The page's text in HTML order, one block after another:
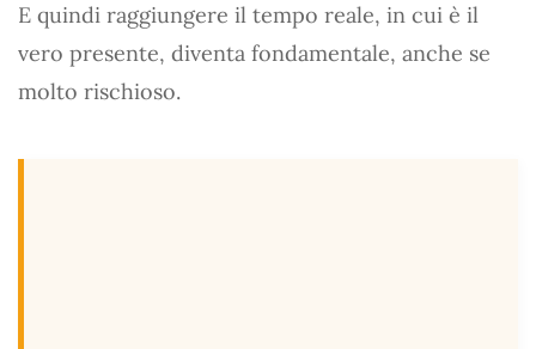
E quindi raggiungere il tempo reale, in cui è il
vero presente, diventa fondamentale, anche se
molto rischioso.